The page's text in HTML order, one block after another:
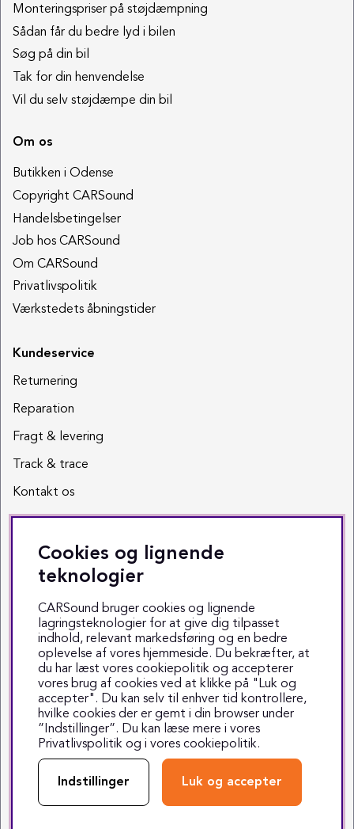
Monteringspriser på støjdæmpning
Sådan får du bedre lyd i bilen
Søg på din bil
Tak for din henvendelse
Vil du selv støjdæmpe din bil
Om os
Butikken i Odense
Copyright CARSound
Handelsbetingelser
Job hos CARSound
Om CARSound
Privatlivspolitik
Værkstedets åbningstider
Kundeservice
Returnering
Reparation
Fragt & levering
Track & trace
Kontakt os
Sociale medier
Facebook
Instagram
Youtube
TikTok
Copyright © 1999-2025 CARSound
Middelfartvej 3 - 5000 Odense C - Tlf. 70 70 70 47
Cookies og lignende
teknologier
CARSound bruger cookies og lignende
lagringsteknologier for at give dig tilpasset
indhold, relevant markedsføring og en bedre
oplevelse af vores hjemmeside. Du bekræfter, at
du har læst vores cookiepolitik og accepterer
vores brug af cookies ved at klikke på "Luk og
accepter". Du kan selv til enhver tid kontrollere,
hvilke cookies der er gemt i din browser under
”Indstillinger”. Du kan læse mere i vores
Privatlivspolitik og i vores cookiepolitik.
Indstillinger Luk og accepter